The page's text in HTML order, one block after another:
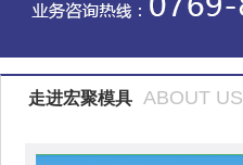
走进宏聚模具 ABOUT US